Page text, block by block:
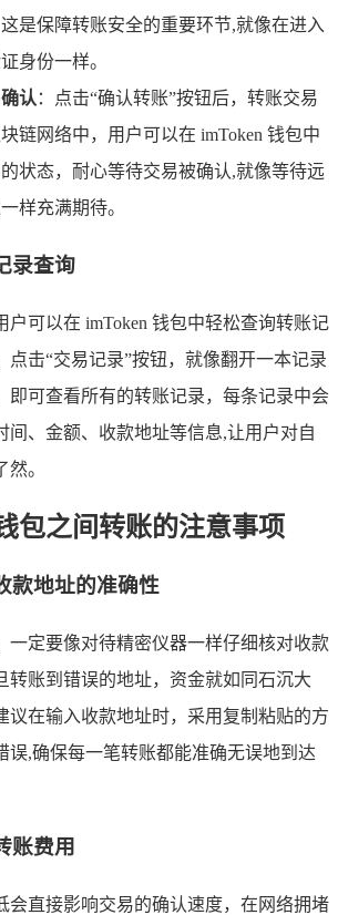
是保障转账安全的重要环节,就像在进入
身份一样。
认 ：点击“确认转账”按钮后，转账交易
链网络中，用户可以在 imToken 钱包中
状态，耐心等待交易被确认,就像等待远
样充满期待。
录查询
户可以在 imToken 钱包中轻松查询转账记
点击“交易记录”按钮，就像翻开一本记录
即可查看所有的转账记录，每条记录中会
间、金额、收款地址等信息,让用户对自
。
包之间转账的注意事项
款地址的准确性
一定要像对待精密仪器一样仔细核对收款
转账到错误的地址，资金就如同石沉大
议在输入收款地址时，采用复制粘贴的方
误,确保每一笔转账都能准确无误地到达
账费用
会直接影响交易的确认速度，在网络拥堵